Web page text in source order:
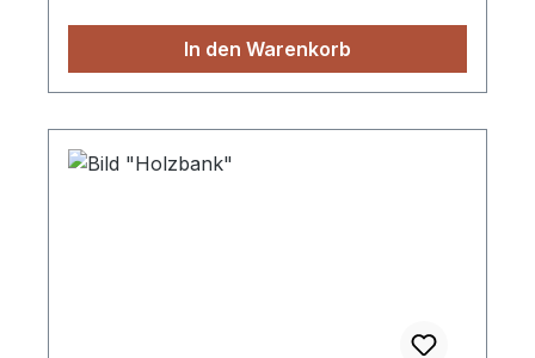
In den Warenkorb